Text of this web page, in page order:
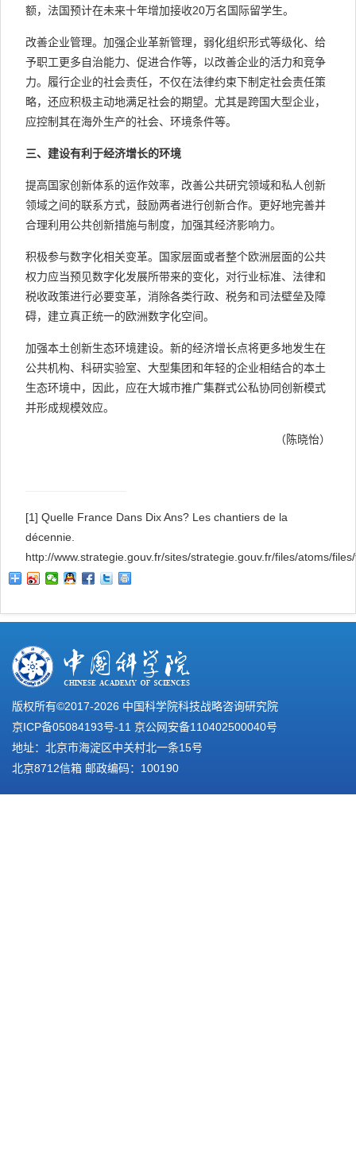
额，法国预计在未来十年增加接收20万名国际留学生。
改善企业管理。加强企业革新管理，弱化组织形式等级化、给
予职工更多自治能力、促进合作等，以改善企业的活力和竞争
力。履行企业的社会责任，不仅在法律约束下制定社会责任策
略，还应积极主动地满足社会的期望。尤其是跨国大型企业，
应控制其在海外生产的社会、环境条件等。
三、建设有利于经济增长的环境
提高国家创新体系的运作效率，改善公共研究领域和私人创新
领域之间的联系方式，鼓励两者进行创新合作。更好地完善并
合理利用公共创新措施与制度，加强其经济影响力。
积极参与数字化相关变革。国家层面或者整个欧洲层面的公共
权力应当预见数字化发展所带来的变化，对行业标准、法律和
税收政策进行必要变革，消除各类行政、税务和司法壁垒及障
碍，建立真正统一的欧洲数字化空间。
加强本土创新生态环境建设。新的经济增长点将更多地发生在
公共机构、科研实验室、大型集团和年轻的企业相结合的本土
生态环境中，因此，应在大城市推广集群式公私协同创新模式
并形成规模效应。
（陈晓怡）
[1] Quelle France Dans Dix Ans? Les chantiers de la
décennie.
http://www.strategie.gouv.fr/sites/strategie.gouv.fr/files/atoms/
版权所有©2017-2026 中国科学院科技战略咨询研究院
京ICP备05084193号-11 京公网安备110402500040号
地址：北京市海淀区中关村北一条15号
北京8712信箱 邮政编码：100190